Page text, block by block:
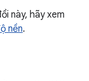
này, hãy xem
nền.